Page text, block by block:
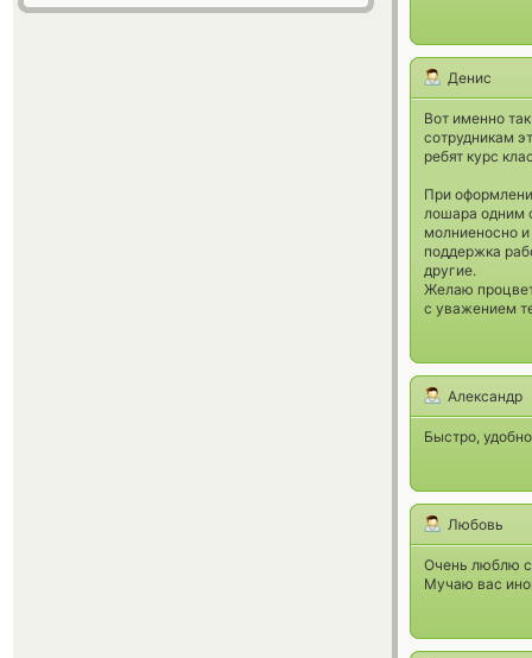
Денис
Вот именно
сотрудникам
ребят курс
При
лошара одним
молниеносно
поддержка
другие.
Желаю
с уважением
Александр
Быстро,
Любовь
Очень люблю с
Мучаю вас